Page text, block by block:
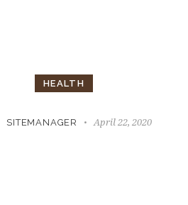
HEALTH
SITEMANAGER April 22, 2020